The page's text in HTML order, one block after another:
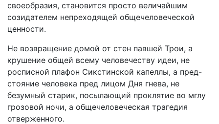
своеобразия, становится просто величайшим
созидателем непреходящей общечеловеческой
ценности.
Не возвращение домой от стен павшей Трои, а
крушение общей всему человечеству идеи, не
росписной плафон Сикстинской капеллы, а пред-
стояние человека пред лицом Дня гнева, не
безумный старик, посылающий проклятие во мглу
грозовой ночи, а общечеловеческая трагедия
отверженного.